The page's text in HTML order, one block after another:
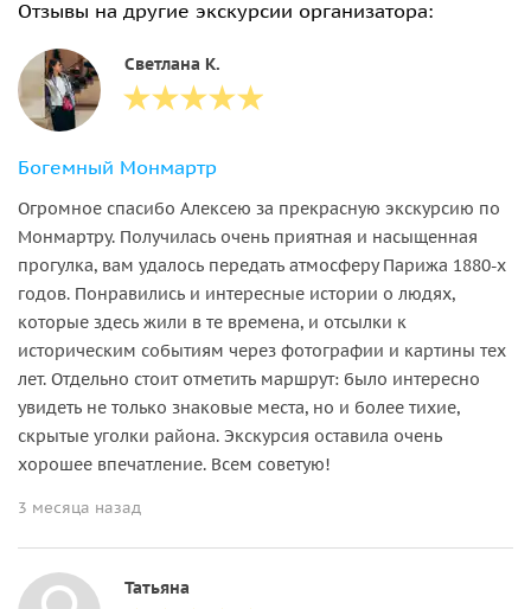
Отзывы на другие экскурсии организатора:
Светлана К.
Богемный Монмартр
Огромное спасибо Алексею за прекрасную экскурсию по
Монмартру. Получилась очень приятная и насыщенная
прогулка, вам удалось передать атмосферу Парижа 1880-х
годов. Понравились и интересные истории о людях,
которые здесь жили в те времена, и отсылки к
историческим событиям через фотографии и картины тех
лет. Отдельно стоит отметить маршрут: было интересно
увидеть не только знаковые места, но и более тихие,
скрытые уголки района. Экскурсия оставила очень
хорошее впечатление. Всем советую!
3 месяца назад
Татьяна